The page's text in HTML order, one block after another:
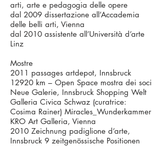
arti, arte e pedagogia delle opere
dal 2009 dissertazione all’Accademia
delle belli arti, Vienna
dal 2010 assistente all’Università d’arte
Linz
Mostre
2011 passages artdepot, Innsbruck
12920 km – Open Space mostra dei soci
Neue Galerie, Innsbruck Shopping Welt
Galleria Civica Schwaz (curatrice:
Cosima Rainer) Miracles_Wunderkammer
KRO Art Galleria, Vienna
2010 Zeichnung padiglione d’arte,
Innsbruck 9 zeitgenössische Positionen